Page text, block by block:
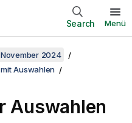
Search Menü
2024
Auswahlen
Auswahlen